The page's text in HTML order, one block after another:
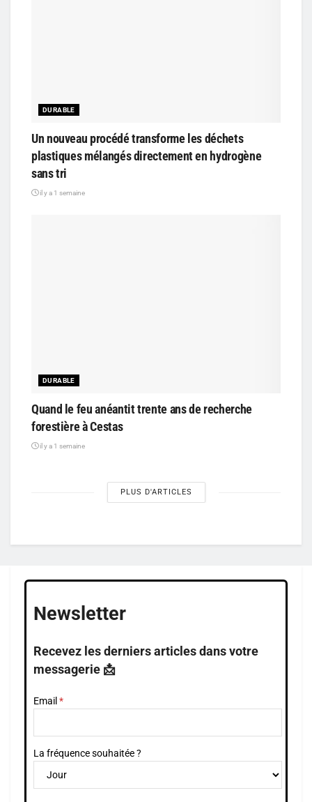
DURABLE
Un nouveau procédé transforme les déchets
plastiques mélangés directement en hydrogène
sans tri
il y a 1 semaine
DURABLE
Quand le feu anéantit trente ans de recherche
forestière à Cestas
il y a 1 semaine
PLUS D'ARTICLES
Newsletter
Recevez les derniers articles dans votre
messagerie 📩
Email
La fréquence souhaitée ?